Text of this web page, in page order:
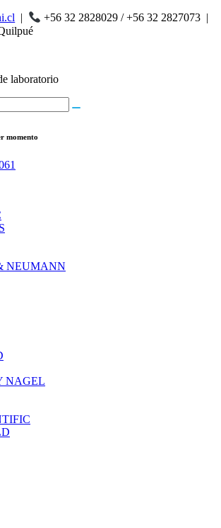
| +56 32 2828029 / +56 32 2827073 |
laboratorio
momento
NEUMANN
NAGEL